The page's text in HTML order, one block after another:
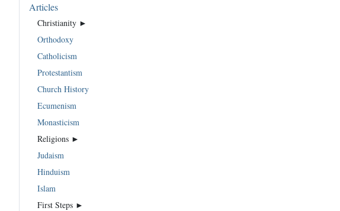
Articles
Christianity ►
Orthodoxy
Catholicism
Protestantism
Church History
Ecumenism
Monasticism
Religions ►
Judaism
Hinduism
Islam
First Steps ►